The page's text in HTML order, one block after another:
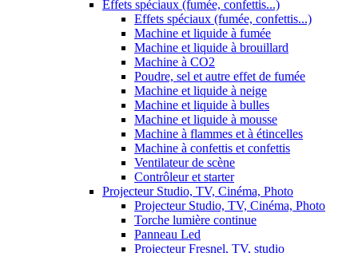
Effets spéciaux (fumée, confettis...)
Effets spéciaux (fumée, confettis...)
Machine et liquide à fumée
Machine et liquide à brouillard
Machine à CO2
Poudre, sel et autre effet de fumée
Machine et liquide à neige
Machine et liquide à bulles
Machine et liquide à mousse
Machine à flammes et à étincelles
Machine à confettis et confettis
Ventilateur de scène
Contrôleur et starter
Projecteur Studio, TV, Cinéma, Photo
Projecteur Studio, TV, Cinéma, Photo
Torche lumière continue
Panneau Led
Projecteur Fresnel, TV, studio